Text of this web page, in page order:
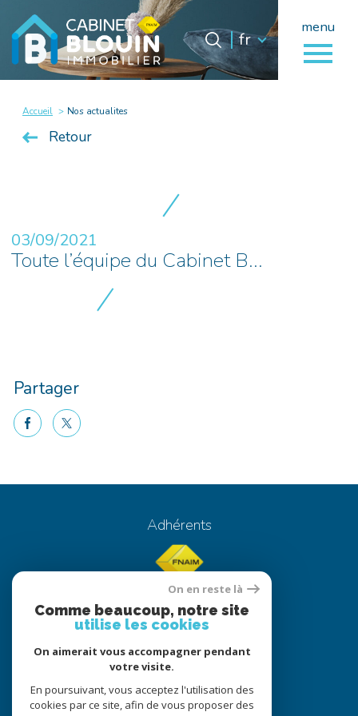
menu
Langue
fr
Accueil 0 Langue
fr
Accueil Nos actualites
Retour
03/09/2021
Toute l’équipe du Cabinet B...
Partager
facebooktwitter
Adhérents
© 2022
Tous droits réservés
Traduction powered by Google
Nos honoraires
Plan du site
On en reste là
Comme beaucoup, notre site
utilise les cookies
On aimerait vous accompagner pendant
votre visite.
En poursuivant, vous acceptez l'utilisation des
cookies par ce site, afin de vous proposer des